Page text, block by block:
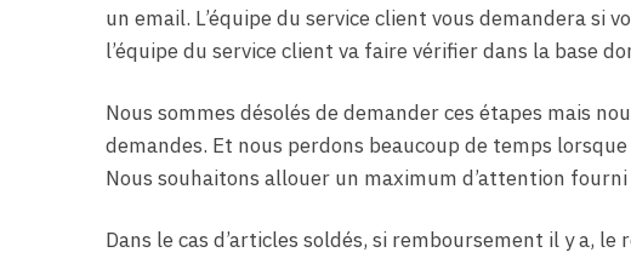
un email. L’équipe du service client vous demandera si
l’équipe du service client va faire vérifier dans la base
Nous sommes désolés de demander ces étapes mais
demandes. Et nous perdons beaucoup de temps
Nous souhaitons allouer un maximum d’attention
Dans le cas d’articles soldés, si remboursement il y a,